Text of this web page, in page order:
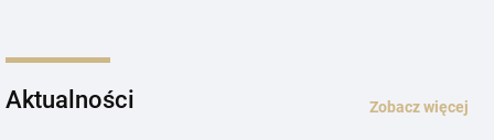
Aktualności Zobacz więcej